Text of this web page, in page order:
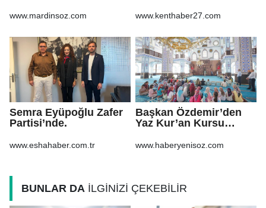
Taşıdı
www.mardinsoz.com www.kenthaber27.com
Semra Eyüpoğlu Zafer
Partisi’nde.
www.eshahaber.com.tr
Başkan Özdemir’den
Yaz Kur’an Kursu
www.haberyenisoz.com
BUNLAR DA İLGİNİZİ ÇEKEBİLİR